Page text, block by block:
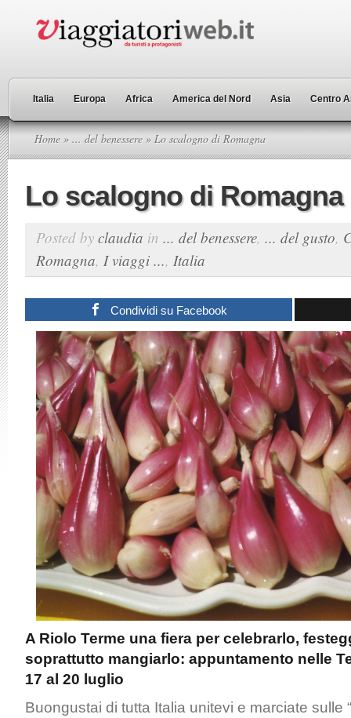
Italia Europa Africa America del Nord Asia Centro
Home » ... del benessere » Lo scalogno di Romagna
Lo scalogno di Romagna
Posted by claudia in ... del benessere, ... del gusto,
Romagna, I viaggi ..., Italia
Condividi su Facebook
A Riolo Terme una fiera per celebrarlo,
soprattutto mangiarlo: appuntamento nelle
17 al 20 luglio
Buongustai di tutta Italia unitevi e marciate sulle “